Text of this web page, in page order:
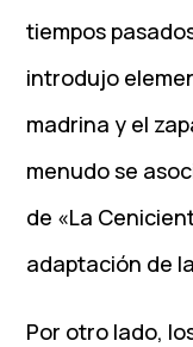
tiempos
introdujo
madrina y el
menudo se
de «La
adaptación de
Por otro lado,